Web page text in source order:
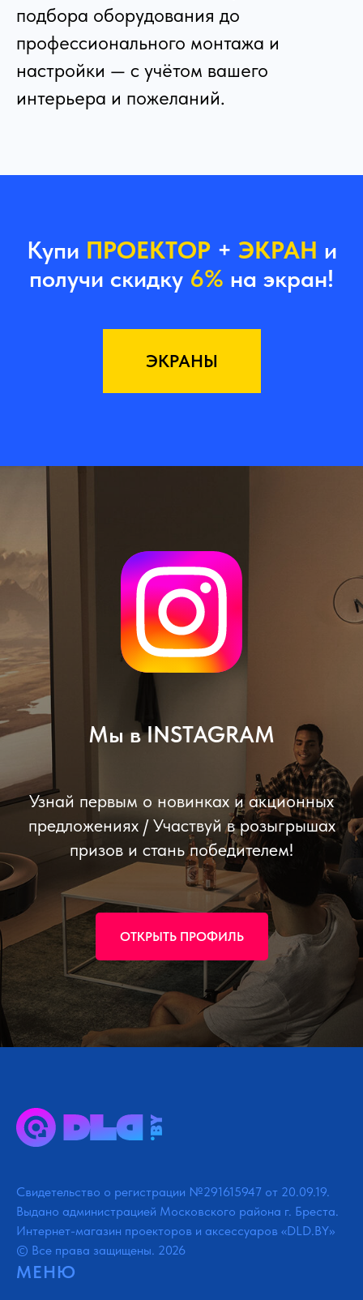
подбора оборудования до
профессионального монтажа и
настройки — с учётом вашего
интерьера и пожеланий.
Купи ПРОЕКТОР+ ЭКРАН и
получи скидку 6% на экран!
ЭКРАНЫ
Мы в INSTAGRAM
Узнай первым о новинках и акционных
предложениях / Участвуй в розыгрышах
призов и стань победителем!
ОТКРЫТЬ ПРОФИЛЬ
Свидетельство о регистрации №291615947 от 20.09.19.
Выдано администрацией Московского района г. Бреста.
Интернет-магазин проекторов и аксессуаров «DLD.BY»
© Все права защищены. 2026
МЕНЮ